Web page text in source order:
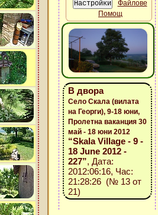
Файлове
Помощ
В двора
Село Скала (вилата
на Георги), 9-18 юни,
Пролетна ваканция 30
май - 18 юни 2012
“Skala Village - 9 -
18 June 2012 -
227”, Дата:
2012:06:16, Час:
21:28:26 (№ 13 от
21)